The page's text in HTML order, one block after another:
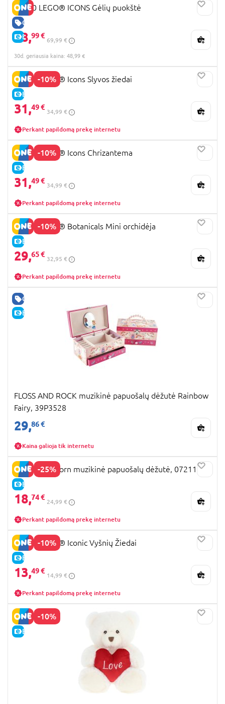
GERA KAINA
E-KAINA
10280 LEGO® ICONS Gėlių puokštė
48,99 €
69,99 €
30d. geriausia kaina: 48,99 €
-10%
E-KAINA
10369 LEGO® Icons Slyvos žiedai
31,49 €
34,99 €
Perkant papildomą prekę internetu
-10%
E-KAINA
10368 LEGO® Icons Chrizantema
31,49 €
34,99 €
Perkant papildomą prekę internetu
-10%
E-KAINA
10343 LEGO® Botanicals Mini orchidėja
29,65 €
32,95 €
Perkant papildomą prekę internetu
GERA KAINA
E-KAINA
FLOSS AND ROCK muzikinė papuošalų dėžutė Rainbow
Fairy, 39P3528
29,86 €
Kaina galioja tik internetu
-25%
E-KAINA
TOTUM Unicorn muzikinė papuošalų dėžutė, 072114
18,74 €
24,99 €
Perkant papildomą prekę internetu
-10%
E-KAINA
40725 LEGO® Iconic Vyšnių Žiedai
13,49 €
14,99 €
Perkant papildomą prekę internetu
-10%
E-KAINA